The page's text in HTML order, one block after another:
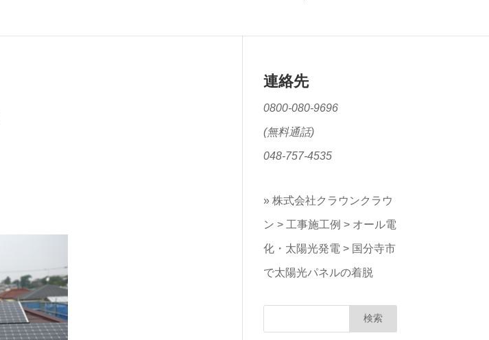
連絡先
0800-080-9696
(無料通話)
048-757-4535
» 株式会社クラウンクラウ
ン > 工事施工例 > オール電
化・太陽光発電 > 国分寺市
で太陽光パネルの着脱